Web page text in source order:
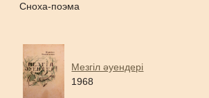
Сноха-поэма
Мезгіл әуендері
1968